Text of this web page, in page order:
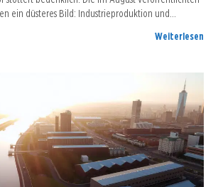
ein düsteres Bild: Industrieproduktion und…
Weiterlesen